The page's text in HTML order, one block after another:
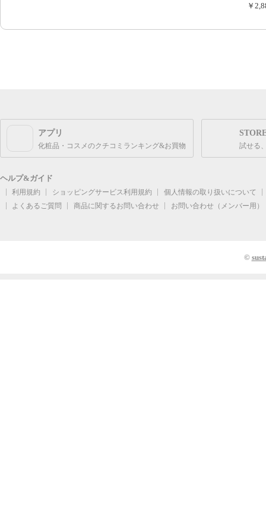
￥
アプリ
化粧品・コスメのクチコミランキング&お買物 試せる
ヘルプ&ガイド
利用規約 ショッピングサービス利用規約
個人情報の取り扱いについて
よくあるご質問
商品に関するお問い合わせ お問い合わせ（メンバー用）
©